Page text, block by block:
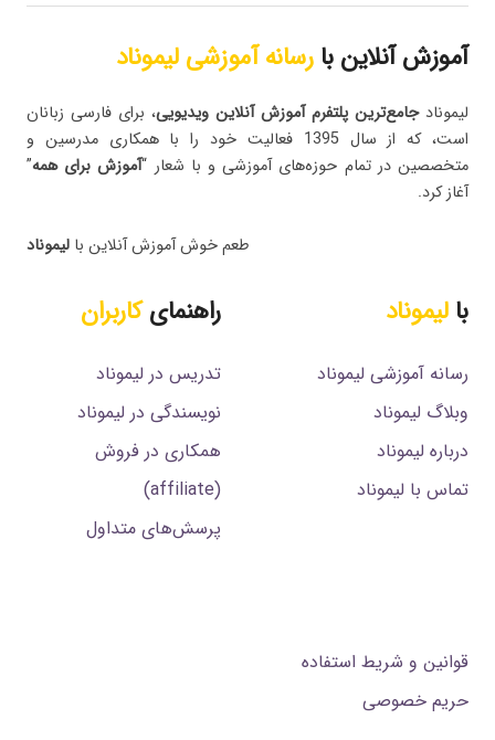
آموزش آنلاین بارسانه آموزشی لیموناد
لیمونادجامع‌ترین پلتفرم‌ آموزش آنلاین ویدیویی، برای فارسی زبانان
است، که از سال 1395 فعالیت خود را با همکاری مدرسین و
متخصصین در تمام حوزه‌های آموزشی و با شعار “آموزش برای همه”
آغاز کرد.
طعم خوش آموزش آنلاین با لیموناد
بالیموناد
رسانه آموزشی لیموناد
وبلاگ لیموناد
درباره لیموناد
تماس با لیموناد
راهنمایکاربران
تدریس در لیموناد
نویسندگی در لیموناد
همکاری در فروش
(affiliate)
پرسش‌های متداول
قوانین و شریط استفاده
حریم خصوصی